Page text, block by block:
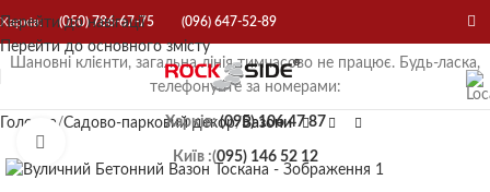
Перейти до навігації
Перейти до основного змісту
Харків: (050) 786-67-75 (096) 647-52-89
Шановні клієнти, загальна лінія тимчасово не працює. Будь-ласка,
телефонуйте за номерами:
Харків:(095) 106 47 87
Київ :(095) 146 52 12
Головна Садово-парковий декор Вазони